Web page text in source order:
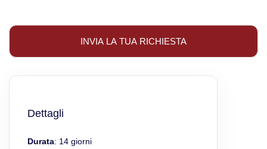
Dettagli
Durata: 14 giorni